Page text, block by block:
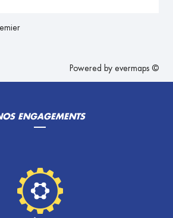
Powered by evermaps ©
ENGAGEMENTS